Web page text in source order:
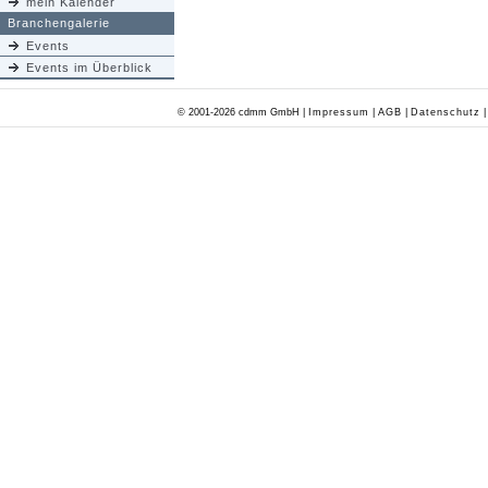
Branchengalerie
Events
Events im Überblick
© 2001-2026 cdmm GmbH | Impressum AGB Datenschutz